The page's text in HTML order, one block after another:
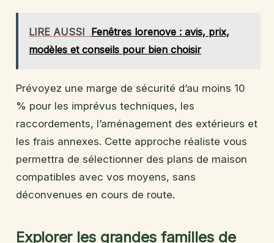
LIRE AUSSI Fenêtres lorenove : avis, prix,
modèles et conseils pour bien choisir
Prévoyez une marge de sécurité d’au moins 10
% pour les imprévus techniques, les
raccordements, l’aménagement des extérieurs et
les frais annexes. Cette approche réaliste vous
permettra de sélectionner des plans de maison
compatibles avec vos moyens, sans
déconvenues en cours de route.
Explorer les grandes familles de